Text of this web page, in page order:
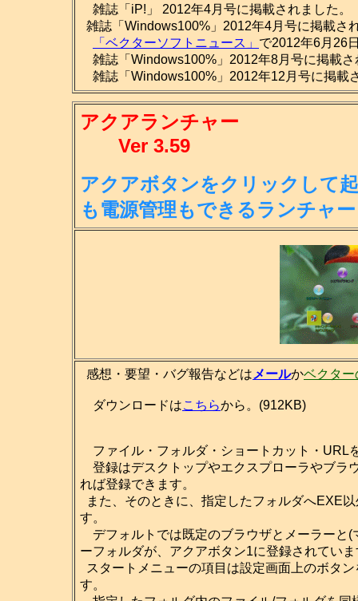
雑誌「iP!」 2012年4月号に掲載されました。
雑誌「Windows100%」2012年4月号に掲載さ
「ベクターソフトニュース」 で2012年6月26
雑誌「Windows100%」2012年8月号に掲載さ
雑誌「Windows100%」2012年12月号に掲載
アクアランチャー
Ver 3.59
アクアボタンをクリックして
も電源管理もできるランチャー
感想・要望・バグ報告などは メールかベクター
ダウンロードはこちらから。(912KB)
ファイル・フォルダ・ショートカット・URL
登録はデスクトップやエクスプローラやブラ
れば登録できます。
また、そのときに、指定したフォルダへEXE
す。
デフォルトでは既定のブラウザとメーラーと(
ーフォルダが、アクアボタン1に登録されてい
スタートメニューの項目は設定画面上のボタ
す。